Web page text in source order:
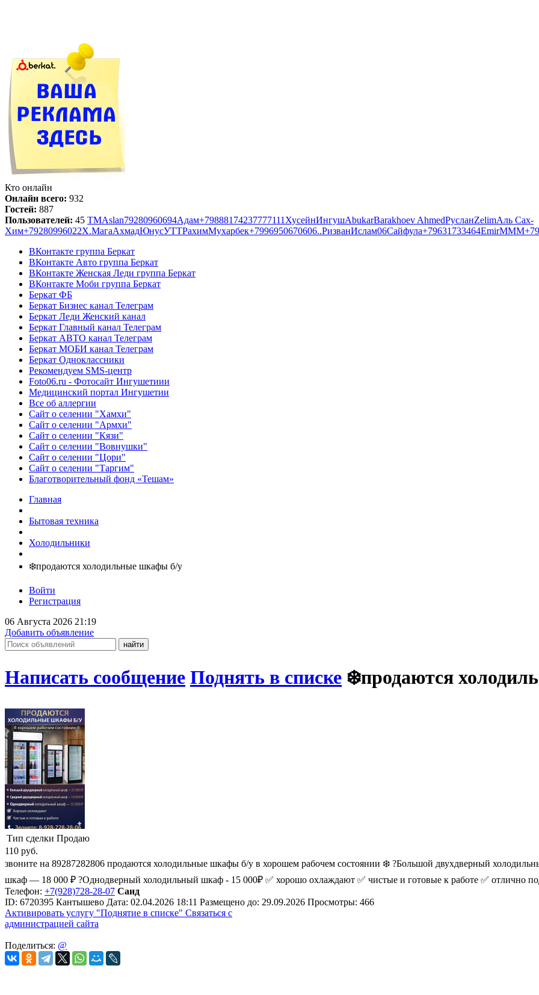
Кто онлайн
Онлайн всего: 932
Гостей: 887
Пользователей: 45 TMAslan79280960694Адам+79888174237777111 ХусейнИнгушAbukarBarakhoev AhmedРусланZelimАль Сах-
Хим+79280996022Х.МагаАхмадЮнусУТТРахимМухарбек+7996950670606..РизванИслам06Сайфула+79631733464EmirMMM
ВКонтакте группа Беркат
ВКонтакте Авто группа Беркат
ВКонтакте Женская Леди группа Беркат
ВКонтакте Моби группа Беркат
Беркат ФБ
Беркат Бизнес канал Телеграм
Беркат Леди Женский канал
Беркат Главный канал Телеграм
Беркат АВТО канал Телеграм
Беркат МОБИ канал Телеграм
Беркат Одноклассники
Рекомендуем SMS-центр
Foto06.ru - Фотосайт Ингушетиии
Медицинский портал Ингушетии
Все об аллергии
Сайт о селении "Хамхи"
Сайт о селении "Армхи"
Сайт о селении "Кязи"
Сайт о селении "Вовнушки"
Сайт о селении "Цори"
Сайт о селении "Таргим"
Благотворительный фонд «Тешам»
Главная
Бытовая техника
Холодильники
❄️продаются холодильные шкафы б/у
Войти
Регистрация
06 Августа 2026 21:19
Добавить объявление
Написать сообщение Поднять в списке ❄️продаются
Тип сделки Продаю
110 руб.
звоните на 89287282806 продаются холодильные шкафы б/у в хорошем рабочем состоянии ❄️ ?Большой двухдверный
шкаф — 18 000 ₽ ?Однодверный холодильный шкаф - 15 000₽ ✅ хорошо охлаждают ✅ чистые и готовые к работе ✅ отлично
Телефон: +7(928)728-28-07 Саид
ID: 6720395 Кантышево Дата: 02.04.2026 18:11 Размещено до: 29.09.2026 Просмотры: 466
Активировать услугу "Поднятие в списке" Связаться с
администрацией сайта
Поделиться: @